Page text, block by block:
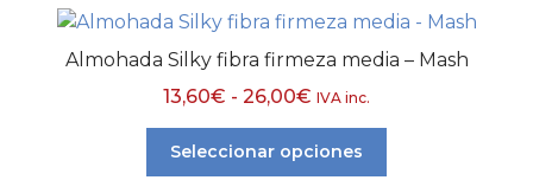
Almohada Silky fibra firmeza media – Mash
13,60€ - 26,00€ IVA inc.
Seleccionar opciones